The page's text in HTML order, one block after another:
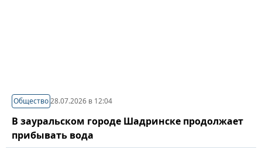
Общество28.07.2026 в 12:04
В зауральском городе Шадринске продолжает
прибывать вода